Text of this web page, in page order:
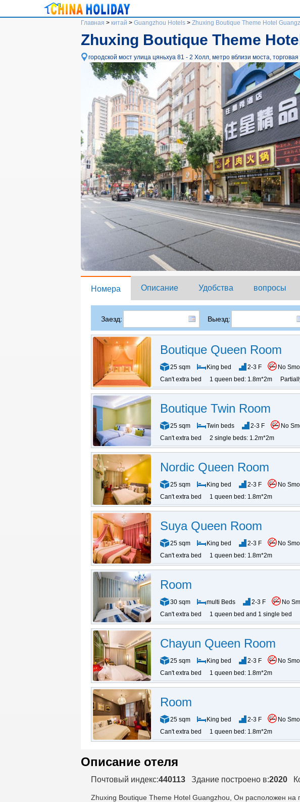
Главная > китай > Guangzhou Hotels> Zhuxing Boutique Theme Hotel
Zhuxing Boutique Theme
городской мост улица цяньхуа 81 - 2 Холл, метро вблизи моста,
Номера Описание Удобства вопросы
Заезд: Выезд:
Boutique Queen Room
25 sqm King bed 2-3 F
No
Can't extra bed
1 queen bed: 1.8m*2m
Boutique Twin Room
25 sqm Twin beds 2-3 F
No
Can't extra bed
2 single beds: 1.2m*2m
Nordic Queen Room
25 sqm King bed 2-3 F
No
Can't extra bed
1 queen bed: 1.8m*2m
Suya Queen Room
25 sqm King bed 2-3 F
No
Can't extra bed
1 queen bed: 1.8m*2m
Room
30 sqm multi Beds 2-3 F
No
Can't extra bed
1 queen bed and 1 single bed
Chayun Queen Room
25 sqm King bed 2-3 F
No
Can't extra bed
1 queen bed: 1.8m*2m
Room
25 sqm King bed 2-3 F
No
Can't extra bed
1 queen bed: 1.8m*2m
Описание отеля
Почтовый индекс:440113 Здание построено в:2020
Zhuxing Boutique Theme Hotel Guangzhou , Он расположен